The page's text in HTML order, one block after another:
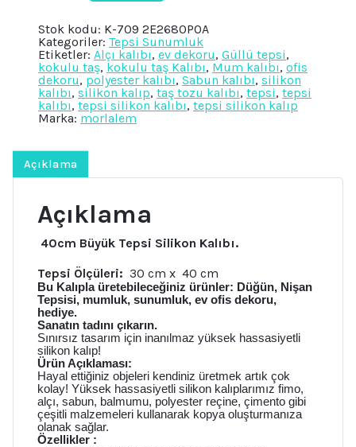
40cm
Tepsi
Silikon
Kalıp
K-
709,
Polyester
Taş
Kalıbı
adet
Stok kodu: K-709 2E2680POA
Kategoriler: Tepsi Sunumluk
Etiketler: Alçı kalıbı, ev dekoru, Güllü tepsi,
kokulu taş, kokulu taş Kalıbı, Mum kalıbı, ofis
dekoru, polyester kalıbı, Sabun kalıbı, silikon
kalıbı, silikon kalıp, taş tozu kalıbı, tepsi, tepsi
kalıbı, tepsi silikon kalıbı, tepsi silikon kalıp
Marka: morlalem
Açıklama
Açıklama
40cm Büyük Tepsi Silikon Kalıbı.
Tepsi Ölçüleri: 30 cm x 40 cm
Bu Kalıpla üretebileceğiniz ürünler: Düğün, Nişan
Tepsisi, mumluk, sunumluk, ev ofis dekoru,
hediye.
Sanatın tadını çıkarın.
Sınırsız tasarım için inanılmaz yüksek hassasiyetli
silikon kalıp!
Ürün Açıklaması:
Hayal ettiğiniz objeleri kendiniz üretmek artık çok
kolay! Yüksek hassasiyetli silikon kalıplarımız fimo,
alçı, sabun, balmumu, polyester reçine, çimento gibi
çeşitli malzemeleri kullanarak kopya oluşturmanıza
olanak sağlar.
Özellikler :